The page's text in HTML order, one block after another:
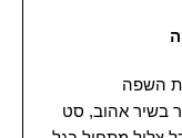
השפה
בשיר אהוב, סט